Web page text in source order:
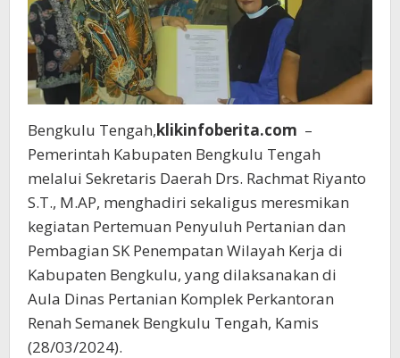
Bengkulu Tengah,klikinfoberita.com –
Pemerintah Kabupaten Bengkulu Tengah
melalui Sekretaris Daerah Drs. Rachmat Riyanto
S.T., M.AP, menghadiri sekaligus meresmikan
kegiatan Pertemuan Penyuluh Pertanian dan
Pembagian SK Penempatan Wilayah Kerja di
Kabupaten Bengkulu, yang dilaksanakan di
Aula Dinas Pertanian Komplek Perkantoran
Renah Semanek Bengkulu Tengah, Kamis
(28/03/2024).